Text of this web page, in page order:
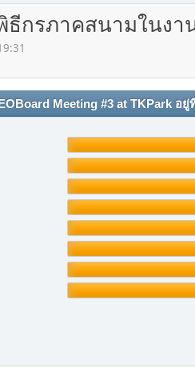
กรภาคสนามในงา
Meeting #3 at TKPark อ